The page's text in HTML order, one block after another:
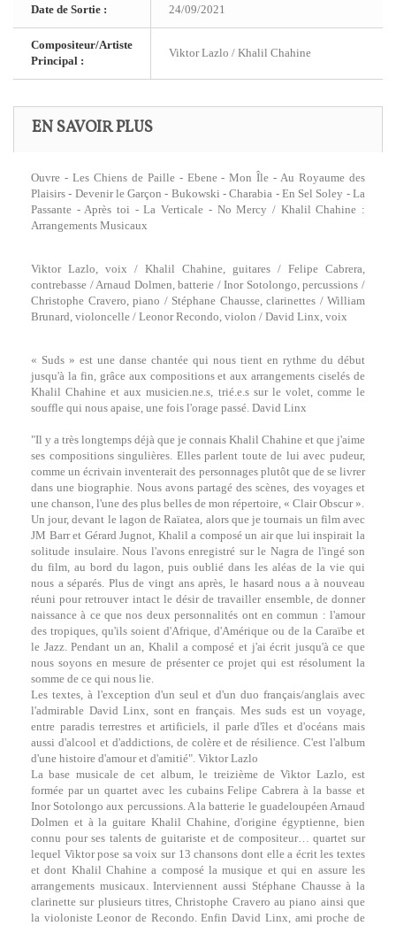
Date de Sortie : 24/09/2021
Compositeur/Artiste
Principal :
Viktor Lazlo / Khalil Chahine
EN SAVOIR PLUS
Ouvre - Les Chiens de Paille - Ebene - Mon Île - Au Royaume des
Plaisirs - Devenir le Garçon - Bukowski - Charabia - En Sel Soley - La
Passante - Après toi - La Verticale - No Mercy / Khalil Chahine :
Arrangements Musicaux
Viktor Lazlo, voix / Khalil Chahine, guitares / Felipe Cabrera,
contrebasse / Arnaud Dolmen, batterie / Inor Sotolongo, percussions /
Christophe Cravero, piano / Stéphane Chausse, clarinettes / William
Brunard, violoncelle / Leonor Recondo, violon / David Linx, voix
« Suds » est une danse chantée qui nous tient en rythme du début
jusqu'à la fin, grâce aux compositions et aux arrangements ciselés de
Khalil Chahine et aux musicien.ne.s, trié.e.s sur le volet, comme le
souffle qui nous apaise, une fois l'orage passé. David Linx
"Il y a très longtemps déjà que je connais Khalil Chahine et que j'aime
ses compositions singulières. Elles parlent toute de lui avec pudeur,
comme un écrivain inventerait des personnages plutôt que de se livrer
dans une biographie. Nous avons partagé des scènes, des voyages et
une chanson, l'une des plus belles de mon répertoire, « Clair Obscur ».
Un jour, devant le lagon de Raïatea, alors que je tournais un film avec
JM Barr et Gérard Jugnot, Khalil a composé un air que lui inspirait la
solitude insulaire. Nous l'avons enregistré sur le Nagra de l'ingé son
du film, au bord du lagon, puis oublié dans les aléas de la vie qui
nous a séparés. Plus de vingt ans après, le hasard nous a à nouveau
réuni pour retrouver intact le désir de travailler ensemble, de donner
naissance à ce que nos deux personnalités ont en commun : l'amour
des tropiques, qu'ils soient d'Afrique, d'Amérique ou de la Caraïbe et
le Jazz. Pendant un an, Khalil a composé et j'ai écrit jusqu'à ce que
nous soyons en mesure de présenter ce projet qui est résolument la
somme de ce qui nous lie.
Les textes, à l'exception d'un seul et d'un duo français/anglais avec
l'admirable David Linx, sont en français. Mes suds est un voyage,
entre paradis terrestres et artificiels, il parle d'îles et d'océans mais
aussi d'alcool et d'addictions, de colère et de résilience. C'est l'album
d'une histoire d'amour et d'amitié". Viktor Lazlo
La base musicale de cet album, le treizième de Viktor Lazlo, est
formée par un quartet avec les cubains Felipe Cabrera à la basse et
Inor Sotolongo aux percussions. A la batterie le guadeloupéen Arnaud
Dolmen et à la guitare Khalil Chahine, d'origine égyptienne, bien
connu pour ses talents de guitariste et de compositeur… quartet sur
lequel Viktor pose sa voix sur 13 chansons dont elle a écrit les textes
et dont Khalil Chahine a composé la musique et qui en assure les
arrangements musicaux. Interviennent aussi Stéphane Chausse à la
clarinette sur plusieurs titres, Christophe Cravero au piano ainsi que
la violoniste Leonor de Recondo. Enfin David Linx, ami proche de